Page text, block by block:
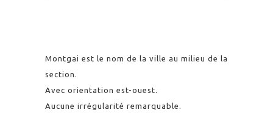
Montgai est le nom de la ville au milieu de la
section.
Avec orientation est-ouest.
Aucune irrégularité remarquable.